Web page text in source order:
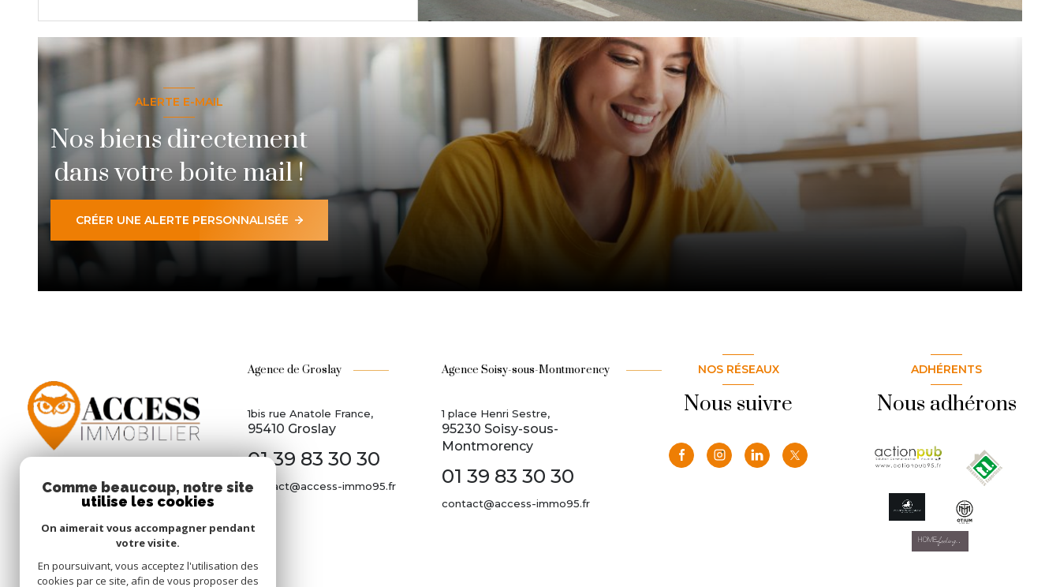
ALERTE E-MAIL
Nos biens directement
dans votre boite mail !
CRÉER UNE ALERTE PERSONNALISÉE
Agence de Groslay
1bis rue Anatole France,
95410 Groslay
01 39 83 30 30
contact@access-immo95.fr
Agence Soisy-sous-Montmorency
1 place Henri Sestre,
95230 Soisy-sous-
Montmorency
01 39 83 30 30
contact@access-immo95.fr
NOS RÉSEAUX
Nous suivre
ADHÉRENTS
Nous adhérons
Comme beaucoup, notre site
utilise les cookies
On aimerait vous accompagner pendant
votre visite.
En poursuivant, vous acceptez l'utilisation des
cookies par ce site, afin de vous proposer des